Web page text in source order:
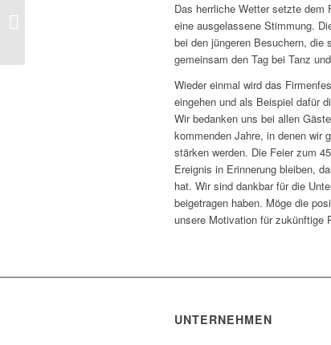
Das herrliche Wetter setzte dem
eine ausgelassene Stimmung.
bei den jüngeren Besuchern, die
gemeinsam den Tag bei Tanz
Wieder einmal wird das
eingehen und als Beispiel dafür
Wir bedanken uns bei allen
kommenden Jahre, in denen wir
stärken werden. Die Feier zum
Ereignis in Erinnerung bleiben,
hat. Wir sind dankbar für die
beigetragen haben. Möge die
unsere Motivation für zukünftige
UNTERNEHMEN